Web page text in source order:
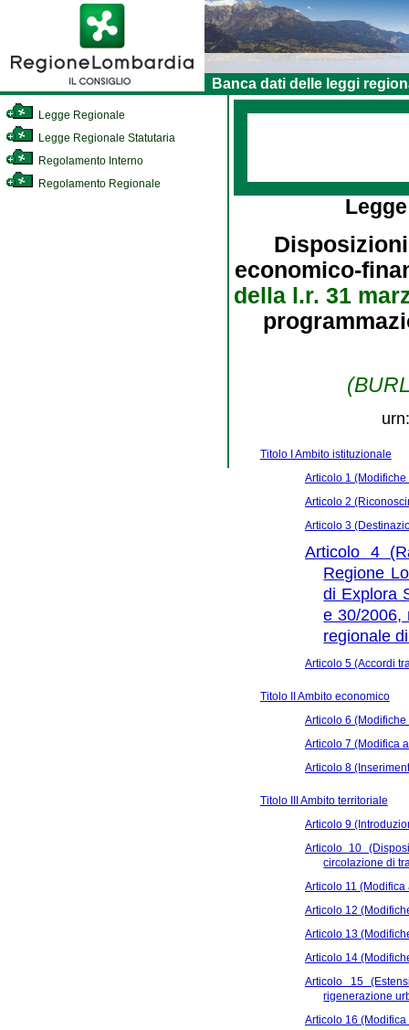
Banca dati delle leggi
Legge Regionale
Legge Regionale Statutaria
Regolamento Interno
Regolamento Regionale
economico-
della l.r. 31
Titolo I Ambito istituzionale
Articolo 1
Articolo 2
Articolo 3
Articolo 4
Regione
di Explora
e 30/2006,
regionale
Articolo 5 (Accordi
Titolo II Ambito economico
Articolo 6 (Modifiche
Articolo 7 (Modifica
Articolo 8
Titolo III Ambito territoriale
Articolo 9
Articolo 10
circolazione di
Articolo 11 (Modifica
Articolo 12
Articolo 13
Articolo 14
Articolo 15
rigenerazione
Articolo 16 (Modifica